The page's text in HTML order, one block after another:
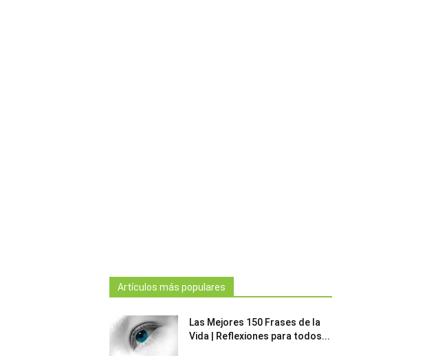
Artículos más populares
Las Mejores 150 Frases de la
Vida | Reflexiones para todos...